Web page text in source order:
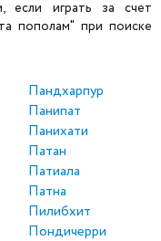
если играть за счет
пополам" при поиске
Пандхарпур
Панипат
Панихати
Патан
Патиала
Патна
Пилибхит
Пондичерри